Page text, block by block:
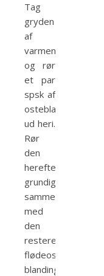
Tag
gryden
af
varmen
og rør
et par
spsk af
osteblandingen
ud heri.
Rør
den
herefter
grundigt
sammen
med
den
resterende
flødeoste-
blanding.